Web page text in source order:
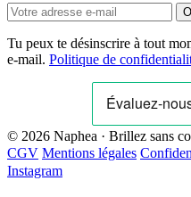
Tu peux te désinscrire à tout
e-mail. Politique de
© 2026 Naphea · Brillez sans
CGV Mentions légales
Instagram